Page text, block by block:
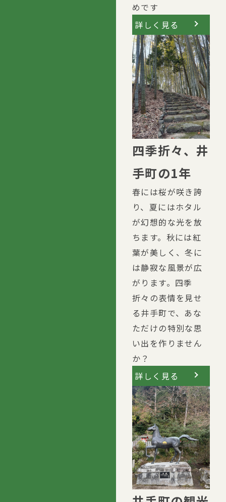
めです
詳しく見る
四季折々、井
手町の1年
春には桜が咲き誇
り、夏にはホタル
が幻想的な光を放
ちます。秋には紅
葉が美しく、冬に
は静寂な風景が広
がります。四季
折々の表情を見せ
る井手町で、あな
ただけの特別な思
い出を作りません
か？
詳しく見る